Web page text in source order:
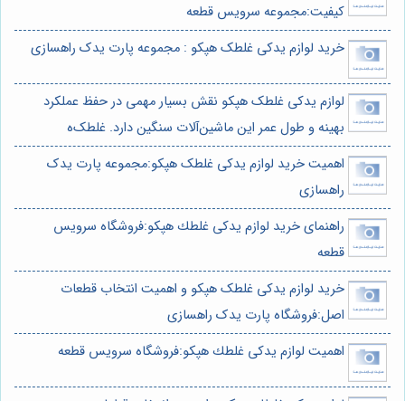
کیفیت:مجموعه سرویس قطعه
خرید لوازم یدکی غلطک هپکو : مجموعه پارت یدک راهسازی
لوازم یدکی غلطک هپکو نقش بسیار مهمی در حفظ عملکرد
بهینه و طول عمر این ماشین‌آلات سنگین دارد. غلطک‌ه
اهمیت خرید لوازم یدکی غلطک هپکو:مجموعه پارت یدک
راهسازی
راهنمای خرید لوازم يدكى غلطك هپكو:فروشگاه سرویس
قطعه
خرید لوازم یدکی غلطک هپکو و اهمیت انتخاب قطعات
اصل:فروشگاه پارت یدک راهسازی
اهمیت لوازم يدكى غلطك هپكو:فروشگاه سرویس قطعه